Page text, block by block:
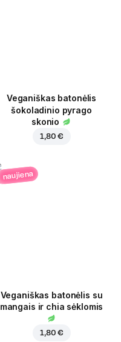
Veganiškas batonėlis
šokoladinio pyrago
skonio
1,80 €
naujiena
Veganiškas batonėlis su
mangais ir chia sėklomis
1,80 €